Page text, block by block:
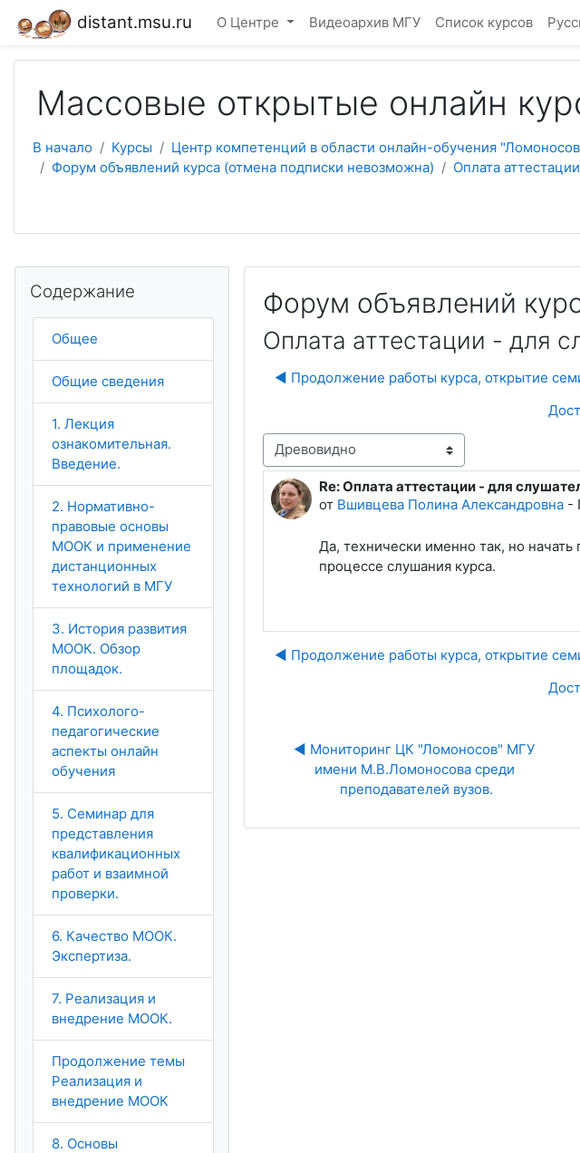
Перейти к основному содержанию
distant.msu.ru О Центре Видеоархив МГУ Список курсов
Массовые открытые онлайн
В начало Курсы Центр компетенций в области онлайн-обучения
Форум объявлений курса (отмена подписки невозможна)
Оплата
Форум объявлений
Оплата аттестации - для
◀︎ Продолжение работы курса, открытие
Режим отображения
Re: Оплата аттестации - для
от Вшивцева Полина Александровна-
Количество ответов: 0
Да, технически именно так, но
процессе слушания курса.
◀︎ Продолжение работы курса, открытие
◀︎ Мониторинг ЦК "Ломоносов" МГУ
имени М.В.Ломоносова среди
преподавателей вузов.
Содержание
Общее
Общие сведения
1. Лекция
ознакомительная.
Введение.
2. Нормативно-
правовые основы
МООК и применение
дистанционных
технологий в МГУ
3. История развития
МООК. Обзор
площадок.
4. Психолого-
педагогические
аспекты онлайн
обучения
5. Семинар для
представления
квалификационных
работ и взаимной
проверки.
6. Качество МООК.
Экспертиза.
7. Реализация и
внедрение МООК.
Продолжение темы
Реализация и
внедрение МООК
8. Основы